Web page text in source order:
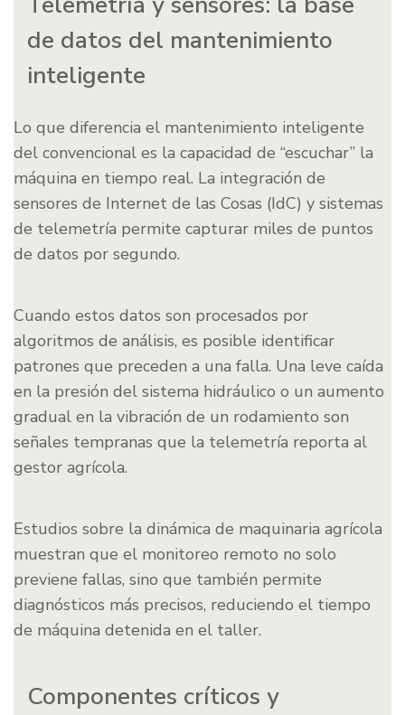
de datos del mantenimiento
inteligente
Lo que diferencia el mantenimiento inteligente
del convencional es la capacidad de “escuchar” la
máquina en tiempo real. La integración de
sensores de Internet de las Cosas (IdC) y sistemas
de telemetría permite capturar miles de puntos
de datos por segundo.
Cuando estos datos son procesados por
algoritmos de análisis, es posible identificar
patrones que preceden a una falla. Una leve caída
en la presión del sistema hidráulico o un aumento
gradual en la vibración de un rodamiento son
señales tempranas que la telemetría reporta al
gestor agrícola.
Estudios sobre la dinámica de maquinaria agrícola
muestran que el monitoreo remoto no solo
previene fallas, sino que también permite
diagnósticos más precisos, reduciendo el tiempo
de máquina detenida en el taller.
Componentes críticos y